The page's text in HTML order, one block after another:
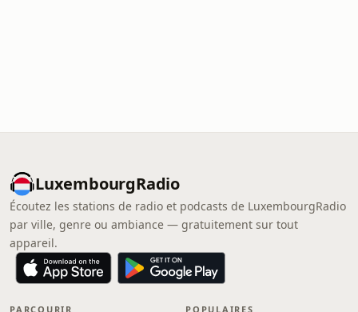
LuxembourgRadio
Écoutez les stations de radio et podcasts de LuxembourgRadio
par ville, genre ou ambiance — gratuitement sur tout
appareil.
PARCOURIR POPULAIRES